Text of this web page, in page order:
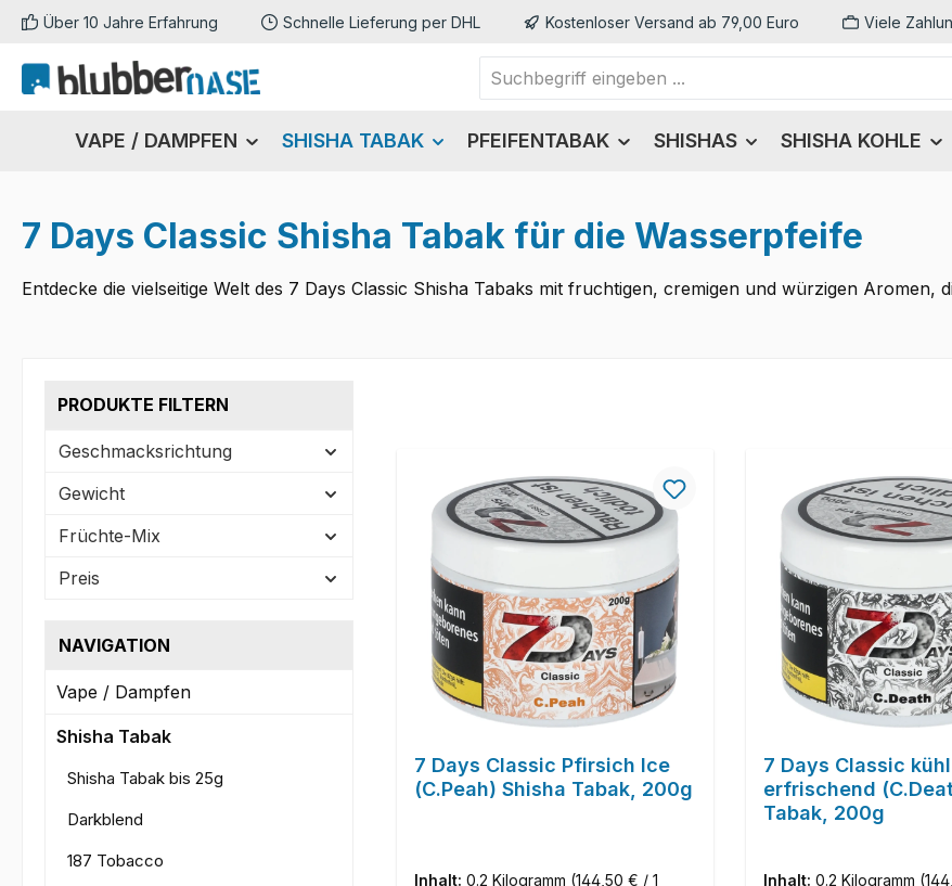
Hauptinhalt springen
Zur Suche springen
Zur Hauptnavigation springen
Über 10 Jahre Erfahrung Schnelle Lieferung per DHL Kostenloser Versand ab 79,00 Euro Viele
VAPE / DAMPFEN SHISHA TABAK PFEIFENTABAK SHISHAS SHISHA KOHLE
7 Days Classic Shisha Tabak für die Wasserpfeife
Entdecke die vielseitige Welt des 7 Days Classic Shisha Tabaks mit fruchtigen, cremigen und würzigen Aromen,
PRODUKTE FILTERN
Geschmacksrichtung
Gewicht
Früchte-Mix
Preis
NAVIGATION
Vape / Dampfen
Shisha Tabak
Shisha Tabak bis 25g
Darkblend
187 Tobacco
7 Days Classic Pfirsich Ice
(C.Peah) Shisha Tabak, 200g
Inhalt: 0.2 Kilogramm (144,50 € / 1
7 Days Classic
erfrischend
Tabak, 200g
Inhalt:0.2 Kilogramm